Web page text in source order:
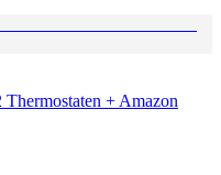
+ Amazon